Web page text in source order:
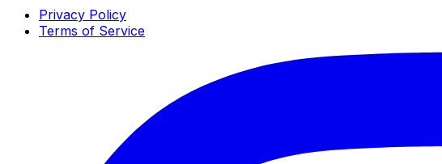
Privacy Policy
Terms of Service